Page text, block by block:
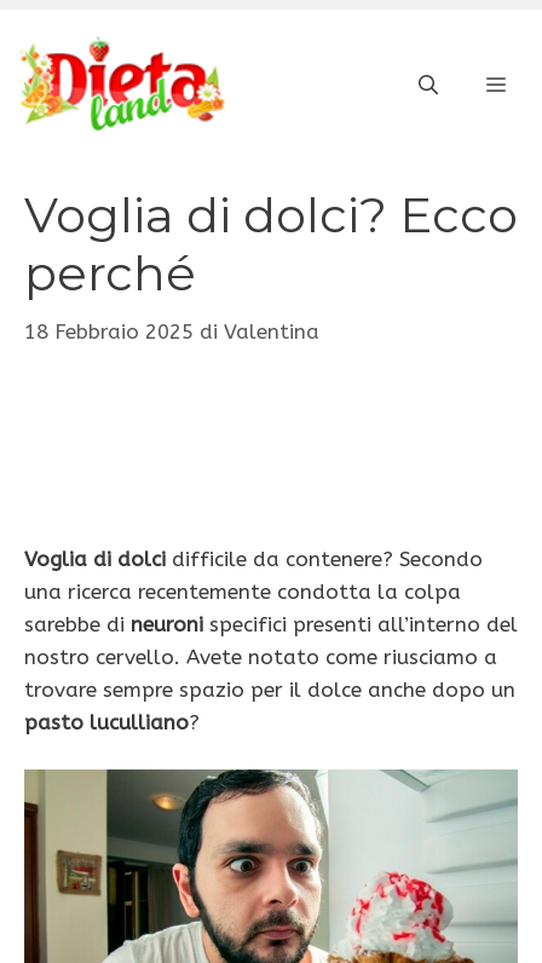
contenuto
Voglia di dolci? Ecco
perché
18 Febbraio 2025 di Valentina
Voglia di dolci difficile da contenere? Secondo
una ricerca recentemente condotta la colpa
sarebbe di neuroni specifici presenti all’interno del
nostro cervello. Avete notato come riusciamo a
trovare sempre spazio per il dolce anche dopo un
pasto luculliano?